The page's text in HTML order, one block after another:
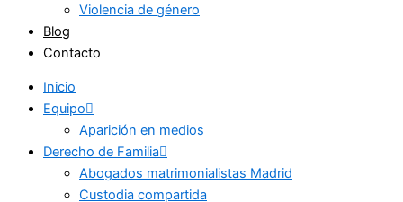
Violencia de género
Blog
Contacto
Inicio
Equipo
Aparición en medios
Derecho de Familia
Abogados matrimonialistas Madrid
Custodia compartida